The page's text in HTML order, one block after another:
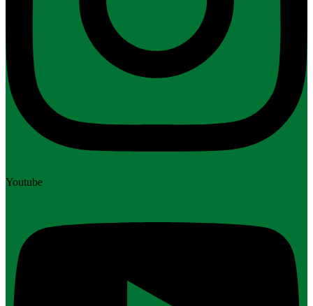
Youtube